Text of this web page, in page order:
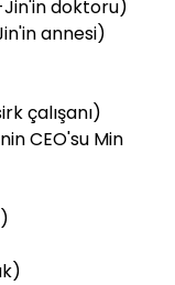
doktoru)
annesi)
çalışanı)
CEO'su Min